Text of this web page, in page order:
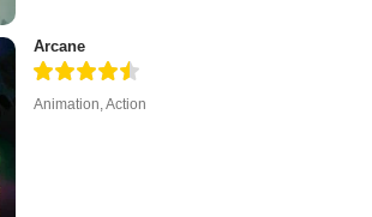
Arcane
Animation,Action